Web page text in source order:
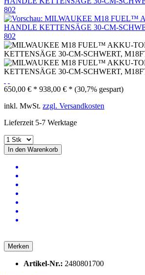
650,00 € * 938,00 € * (30,7% gespart)
inkl. MwSt. zzgl. Versandkosten
Lieferzeit 5-7 Werktage
In den Warenkorb
Merken
Artikel-Nr.: 2480801700